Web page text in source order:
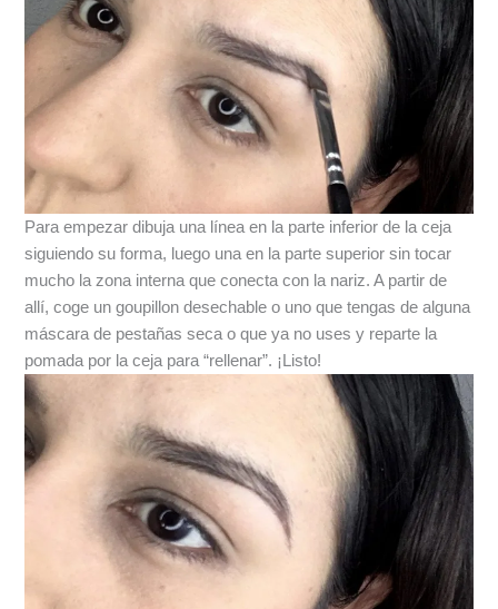
Para empezar dibuja una línea en la parte inferior de la ceja
siguiendo su forma, luego una en la parte superior sin tocar
mucho la zona interna que conecta con la nariz. A partir de
allí, coge un goupillon desechable o uno que tengas de alguna
máscara de pestañas seca o que ya no uses y reparte la
pomada por la ceja para “rellenar”. ¡Listo!